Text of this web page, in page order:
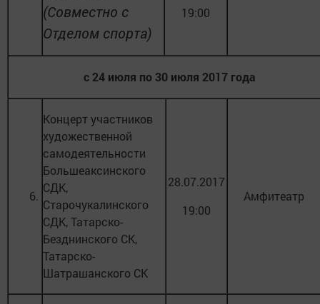
(Совместно с
Отделом спорта)
19:00
с 24 июля по 30 июля 2017 года
6.
Концерт участников
художественной
самодеятельности
Большеаксинского
СДК,
Старочукалинского
СДК, Татарско-
Безднинского СК,
Татарско-
Шатрашанского СК
28.07.2017
19:00
Амфитеатр